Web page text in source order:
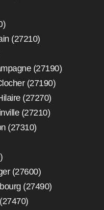
(27210)
(27190)
(27190)
(27270)
(27210)
(27310)
(27600)
(27490)